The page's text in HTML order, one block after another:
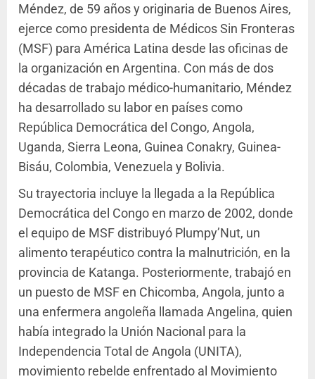
Méndez, de 59 años y originaria de Buenos Aires,
ejerce como presidenta de Médicos Sin Fronteras
(MSF) para América Latina desde las oficinas de
la organización en Argentina. Con más de dos
décadas de trabajo médico-humanitario, Méndez
ha desarrollado su labor en países como
República Democrática del Congo, Angola,
Uganda, Sierra Leona, Guinea Conakry, Guinea-
Bisáu, Colombia, Venezuela y Bolivia.
Su trayectoria incluye la llegada a la República
Democrática del Congo en marzo de 2002, donde
el equipo de MSF distribuyó Plumpy’Nut, un
alimento terapéutico contra la malnutrición, en la
provincia de Katanga. Posteriormente, trabajó en
un puesto de MSF en Chicomba, Angola, junto a
una enfermera angoleña llamada Angelina, quien
había integrado la Unión Nacional para la
Independencia Total de Angola (UNITA),
movimiento rebelde enfrentado al Movimiento